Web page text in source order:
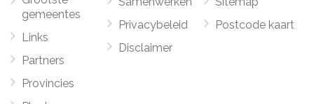
gemeentes
Links
Partners
Provincies
Privacybeleid
Disclaimer
Postcode kaart